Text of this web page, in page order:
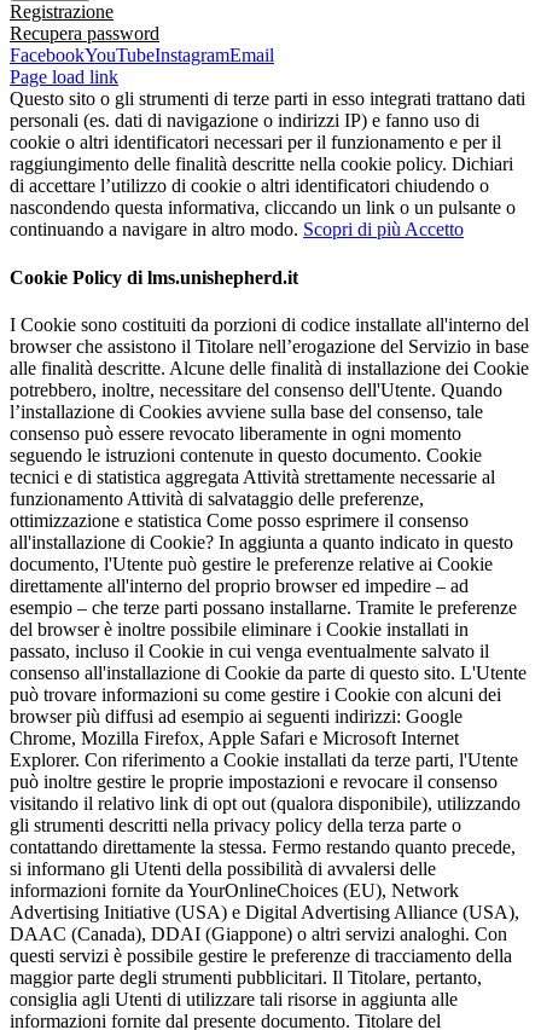
Registrazione
Recupera password
FacebookYouTubeInstagramEmail
Page load link
Questo sito o gli strumenti di terze parti in esso integrati trattano dati
personali (es. dati di navigazione o indirizzi IP) e fanno uso di
cookie o altri identificatori necessari per il funzionamento e per il
raggiungimento delle finalità descritte nella cookie policy. Dichiari
di accettare l’utilizzo di cookie o altri identificatori chiudendo o
nascondendo questa informativa, cliccando un link o un pulsante o
continuando a navigare in altro modo. Scopri di piùAccetto
Cookie Policy di lms.unishepherd.it
I Cookie sono costituiti da porzioni di codice installate all'interno del
browser che assistono il Titolare nell’erogazione del Servizio in base
alle finalità descritte. Alcune delle finalità di installazione dei Cookie
potrebbero, inoltre, necessitare del consenso dell'Utente. Quando
l’installazione di Cookies avviene sulla base del consenso, tale
consenso può essere revocato liberamente in ogni momento
seguendo le istruzioni contenute in questo documento. Cookie
tecnici e di statistica aggregata Attività strettamente necessarie al
funzionamento Attività di salvataggio delle preferenze,
ottimizzazione e statistica Come posso esprimere il consenso
all'installazione di Cookie? In aggiunta a quanto indicato in questo
documento, l'Utente può gestire le preferenze relative ai Cookie
direttamente all'interno del proprio browser ed impedire – ad
esempio – che terze parti possano installarne. Tramite le preferenze
del browser è inoltre possibile eliminare i Cookie installati in
passato, incluso il Cookie in cui venga eventualmente salvato il
consenso all'installazione di Cookie da parte di questo sito. L'Utente
può trovare informazioni su come gestire i Cookie con alcuni dei
browser più diffusi ad esempio ai seguenti indirizzi: Google
Chrome, Mozilla Firefox, Apple Safari e Microsoft Internet
Explorer. Con riferimento a Cookie installati da terze parti, l'Utente
può inoltre gestire le proprie impostazioni e revocare il consenso
visitando il relativo link di opt out (qualora disponibile), utilizzando
gli strumenti descritti nella privacy policy della terza parte o
contattando direttamente la stessa. Fermo restando quanto precede,
si informano gli Utenti della possibilità di avvalersi delle
informazioni fornite da YourOnlineChoices (EU), Network
Advertising Initiative (USA) e Digital Advertising Alliance (USA),
DAAC (Canada), DDAI (Giappone) o altri servizi analoghi. Con
questi servizi è possibile gestire le preferenze di tracciamento della
maggior parte degli strumenti pubblicitari. Il Titolare, pertanto,
consiglia agli Utenti di utilizzare tali risorse in aggiunta alle
informazioni fornite dal presente documento. Titolare del